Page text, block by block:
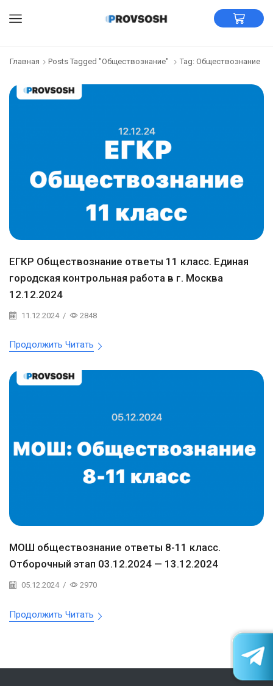
Главная Posts Tagged "Обществознание" Tag: Обществознание
ЕГКР Обществознание ответы 11 класс. Единая
городская контрольная работа в г. Москва
12.12.2024
11.12.2024 / 2848
Продолжить Читать
МОШ обществознание ответы 8-11 класс.
Отборочный этап 03.12.2024 — 13.12.2024
05.12.2024 / 2970
Продолжить Читать